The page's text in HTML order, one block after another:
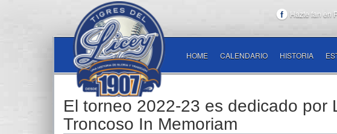
Hazte fan en
HOME CALENDARIO HISTORIA
El torneo 2022-23 es dedicado por
Troncoso In Memoriam